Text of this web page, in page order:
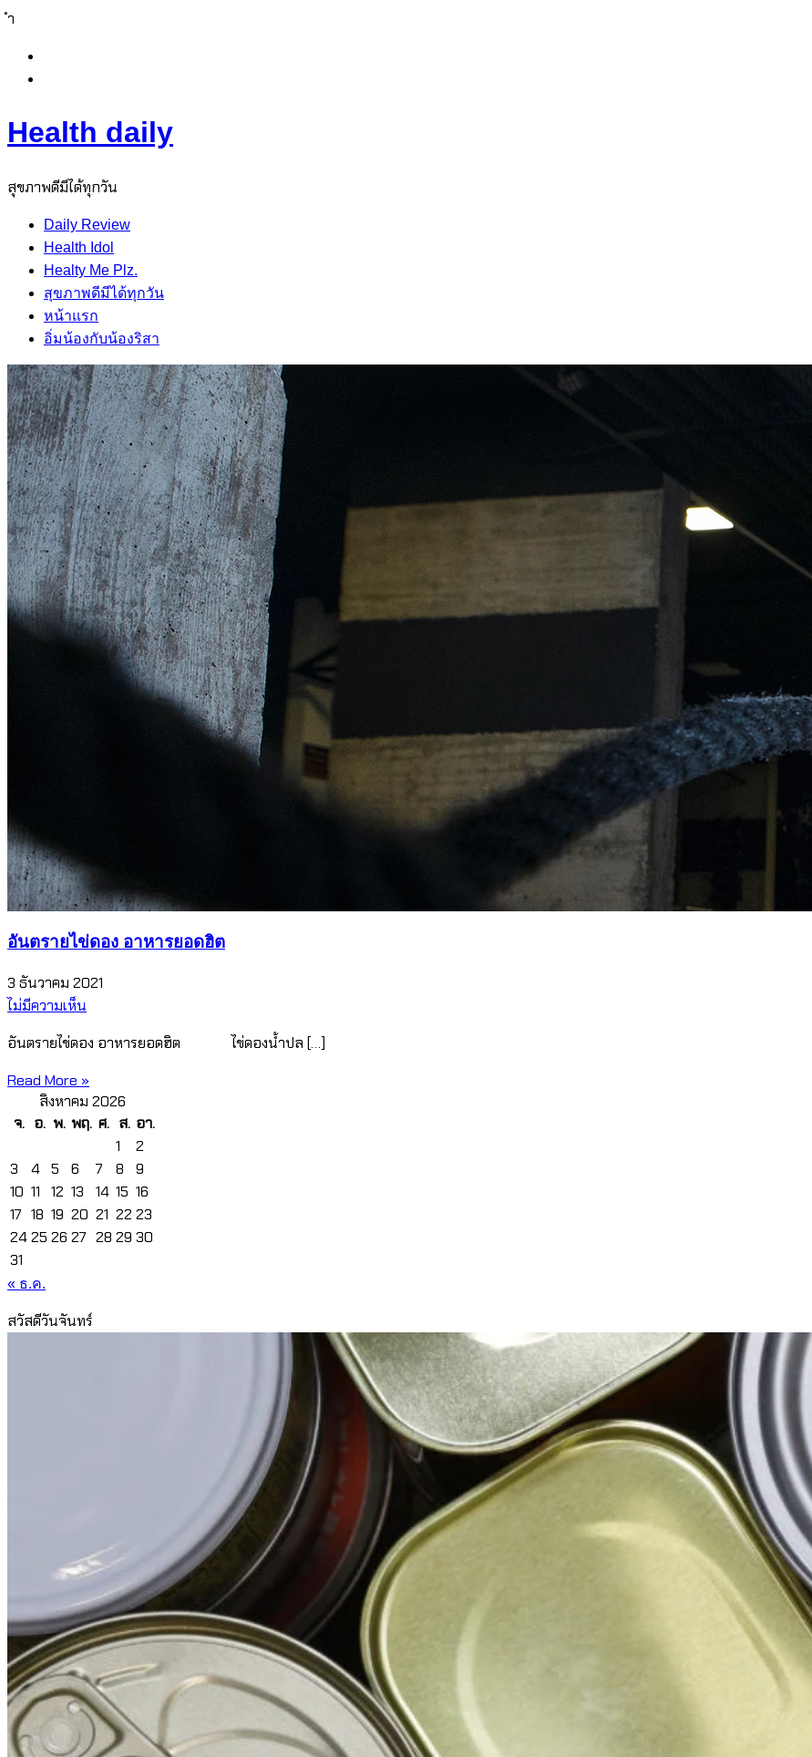
ำ
content
Health daily
สุขภาพดีมีได้ทุกวัน
Daily Review
Health Idol
Healty Me Plz.
สุขภาพดีมีได้ทุกวัน
หน้าแรก
อิ่มน้องกับน้องริสา
อันตรายไข่ดอง อาหารยอดฮิต
3 ธันวาคม 2021
ไม่มีความเห็น
อันตรายไข่ดอง อาหารยอดฮิต ไข่ดองน้ำปล […]
Read More »
สิงหาคม 2026
จ. อ. พ. พฤ. ศ. ส. อา.
1
2
3
4 5 6 7 8
9
10 11 12 13 14 15 16
17 18 19 20 21 22 23
2425 26 27 28 29 30
31
« ธ.ค.
สวัสดีวันจันทร์